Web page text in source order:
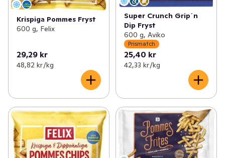
Krispiga Pommes Fryst
600 g, Felix
29,29 kr
48,82 kr /kg
Super Crunch Grip´n
Dip Fryst
600 g, Aviko
Prismatch
25,40 kr
42,33 kr /kg